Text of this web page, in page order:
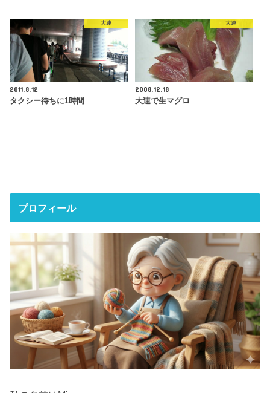
大連
2011.8.12
タクシー待ちに1時間
大連
2008.12.18
大連で生マグロ
プロフィール